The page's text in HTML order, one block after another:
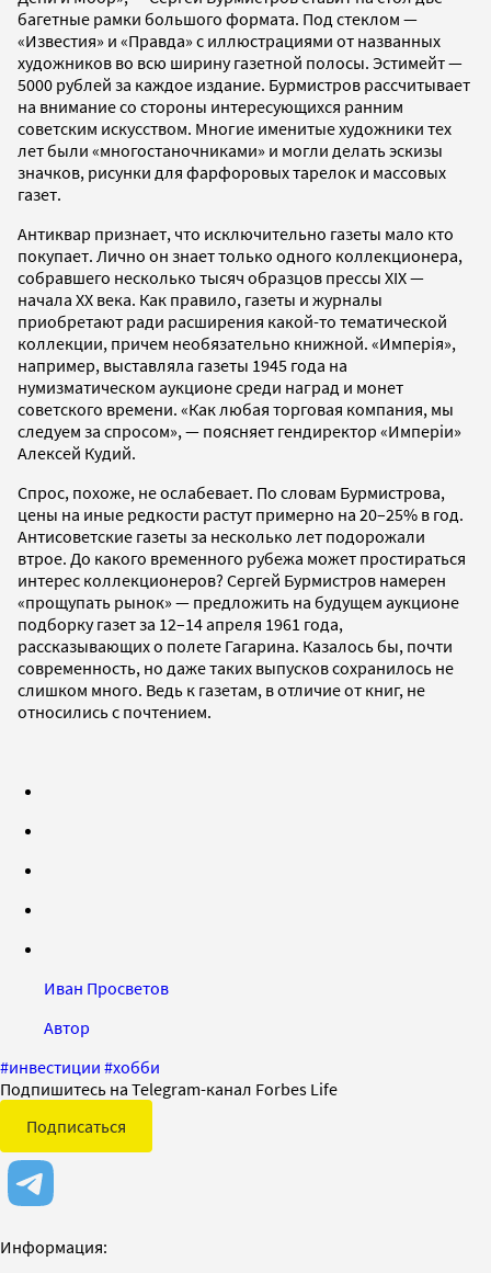
багетные рамки большого формата. Под стеклом —
«Известия» и «Правда» с иллюстрациями от названных
художников во всю ширину газетной полосы. Эстимейт —
5000 рублей за каждое издание. Бурмистров рассчитывает
на внимание со стороны интересующихся ранним
советским искусством. Многие именитые художники тех
лет были «многостаночниками» и могли делать эскизы
значков, рисунки для фарфоровых тарелок и массовых
газет.
Антиквар признает, что исключительно газеты мало кто
покупает. Лично он знает только одного коллекционера,
собравшего несколько тысяч образцов прессы XIX —
начала XX века. Как правило, газеты и журналы
приобретают ради расширения какой-то тематической
коллекции, причем необязательно книжной. «Имперiя»,
например, выставляла газеты 1945 года на
нумизматическом аукционе среди наград и монет
советского времени. «Как любая торговая компания, мы
следуем за спросом», — поясняет гендиректор «Имперiи»
Алексей Кудий.
Спрос, похоже, не ослабевает. По словам Бурмистрова,
цены на иные редкости растут примерно на 20–25% в год.
Антисоветские газеты за несколько лет подорожали
втрое. До какого временного рубежа может простираться
интерес коллекционеров? Сергей Бурмистров намерен
«прощупать рынок» — предложить на будущем аукционе
подборку газет за 12–14 апреля 1961 года,
рассказывающих о полете Гагарина. Казалось бы, почти
современность, но даже таких выпусков сохранилось не
слишком много. Ведь к газетам, в отличие от книг, не
относились с почтением.
Иван Просветов
Автор
#инвестиции #хобби
Подпишитесь на Telegram-канал Forbes Life
Подписаться
Информация: